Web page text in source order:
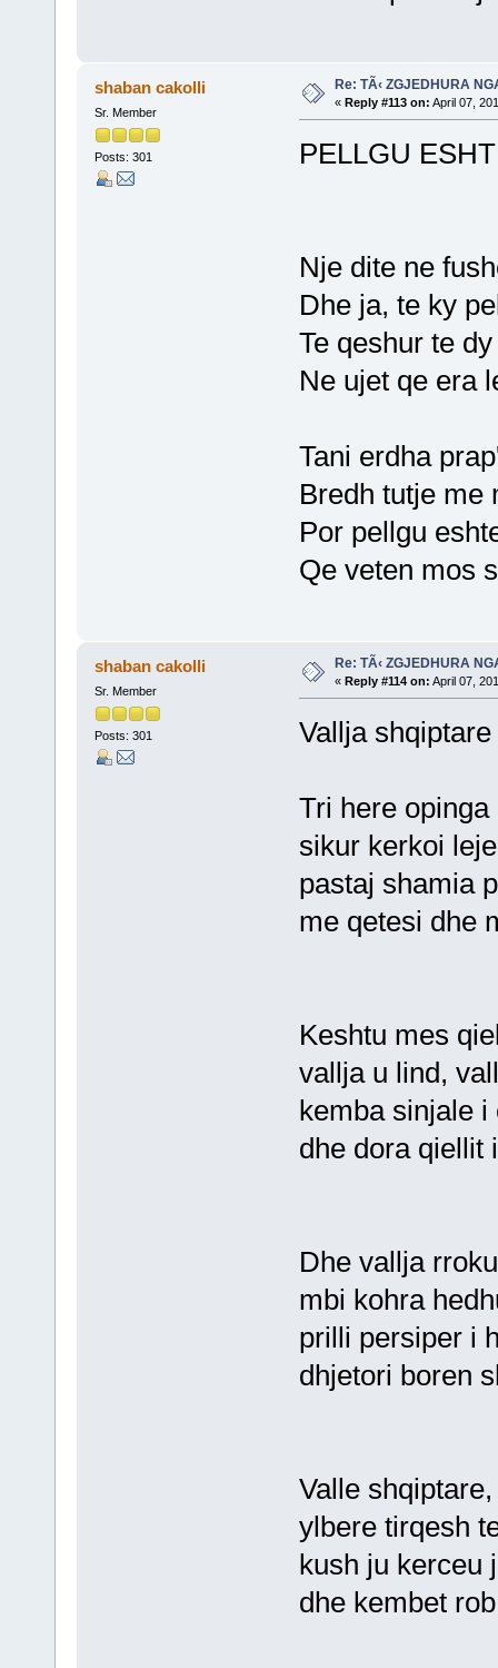
shaban cakolli
Sr. Member
Posts: 301
Re: TÃ‹ ZGJEDHURA
« Reply #113 on: April 07,
PELLGU
Nje dite ne
Dhe ja, te ky
Te qeshur te
Ne ujet qe era
Tani erdha
Bredh tutje me
Por pellgu
Qe veten mos
shaban cakolli
Sr. Member
Posts: 301
Re: TÃ‹ ZGJEDHURA
« Reply #114 on: April 07,
Vallja shqiptare
Tri here
sikur kerkoi
pastaj shamia
me qetesi dhe
Keshtu mes
vallja u lind,
kemba sinjale i
dhe dora qiellit
Dhe vallja
mbi kohra
prilli persiper i
dhjetori boren
Valle
ylbere tirqesh
kush ju kerceu
dhe kembet